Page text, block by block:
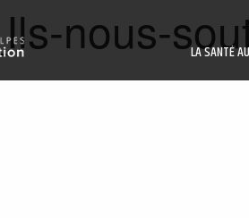
LA SANTÉ
nous-